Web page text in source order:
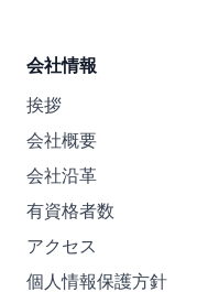
会社情報
挨拶
会社概要
会社沿革
有資格者数
アクセス
個人情報保護方針